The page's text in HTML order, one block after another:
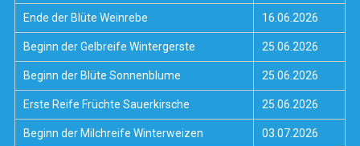
Ende der Blüte Weinrebe 16.06.2026
Beginn der Gelbreife Wintergerste 25.06.2026
Beginn der Blüte Sonnenblume 25.06.2026
Erste Reife Früchte Sauerkirsche 25.06.2026
Beginn der Milchreife Winterweizen 03.07.2026